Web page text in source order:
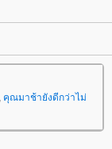
คุณมาช้ายังดีกว่าไม่